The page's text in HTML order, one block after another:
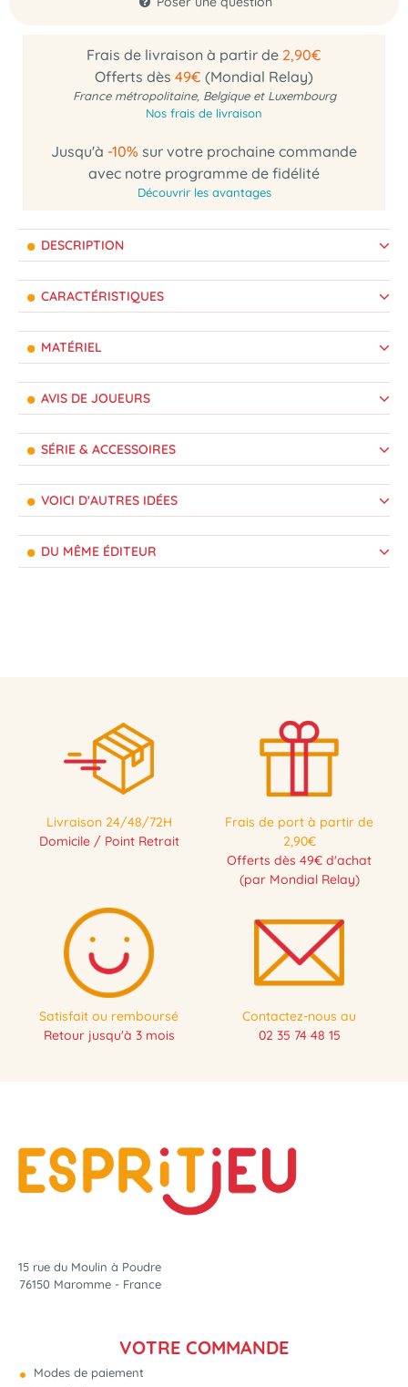
Frais de livraison à partir de 2,90€
Offerts dès 49€ (Mondial Relay)
France métropolitaine, Belgique et Luxembourg
Nos frais de livraison
Jusqu'à -10% sur votre prochaine commande
avec notre programme de fidélité
Découvrir les avantages
DESCRIPTION
CARACTÉRISTIQUES
MATÉRIEL
AVIS DE JOUEURS
SÉRIE & ACCESSOIRES
VOICI D'AUTRES IDÉES
DU MÊME ÉDITEUR
Livraison 24/48/72H
Domicile / Point Retrait
Frais de port à partir de
2,90€
Offerts dès 49€ d'achat
(par Mondial Relay)
Satisfait ou remboursé
Retour jusqu'à 3 mois
Contactez-nous au
02 35 74 48 15
15 rue du Moulin à Poudre
76150 Maromme - France
VOTRE COMMANDE
Modes de paiement